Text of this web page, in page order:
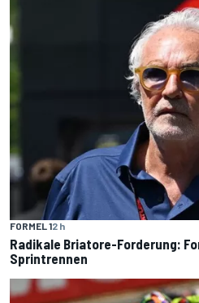
FORMEL 12 h
Radikale Briatore-Forderung:
Sprintrennen